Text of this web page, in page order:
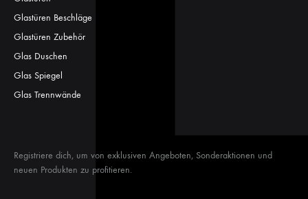
Glastüren Beschläge
Glastüren Zubehör
Glas Duschen
Glas Spiegel
Glas Trennwände
Registriere dich, um von exklusiven Angeboten, Sonderaktionen und
neuen Produkten zu profitieren.